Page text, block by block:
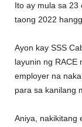
Ito ay mula sa 23
taong 2022
Ayon kay SSS
layunin ng RACE
employer na
para sa kanilang
Aniya, nakikitang